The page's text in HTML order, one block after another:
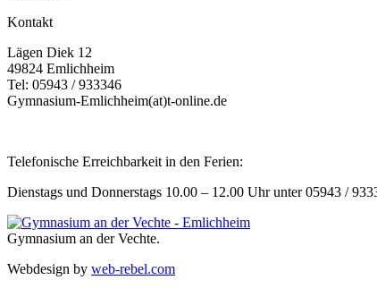
Kontakt
Lägen Diek 12
49824 Emlichheim
Tel: 05943 / 933346
Gymnasium-Emlichheim(at)t-online.de
Telefonische Erreichbarkeit in den Ferien:
Dienstags und Donnerstags 10.00 – 12.00 Uhr unter 05943 /
Gymnasium an der Vechte.
Webdesign by web-rebel.com